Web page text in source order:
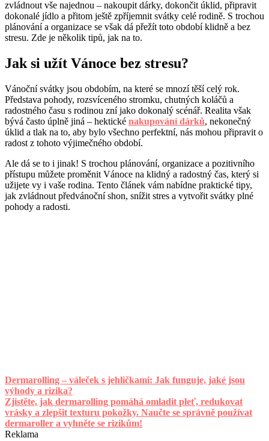
zvládnout vše najednou – nakoupit dárky, dokončit úklid, připravit
dokonalé jídlo a přitom ještě zpříjemnit svátky celé rodině. S trochou
plánování a organizace se však dá přežít toto období klidně a bez
stresu. Zde je několik tipů, jak na to.
Jak si užít Vánoce bez stresu?
Vánoční svátky jsou obdobím, na které se mnozí těší celý rok.
Představa pohody, rozsvíceného stromku, chutných koláčů a
radostného času s rodinou zní jako dokonalý scénář. Realita však
bývá často úplně jiná – hektické nakupování dárků, nekonečný
úklid a tlak na to, aby bylo všechno perfektní, nás mohou připravit o
radost z tohoto výjimečného období.
Ale dá se to i jinak! S trochou plánování, organizace a pozitivního
přístupu můžete proměnit Vánoce na klidný a radostný čas, který si
užijete vy i vaše rodina. Tento článek vám nabídne praktické tipy,
jak zvládnout předvánoční shon, snížit stres a vytvořit svátky plné
pohody a radosti.
Dermarolling – váleček s jehličkami: Jak funguje, jaké jsou
výhody a rizika?
Zjistěte, jak dermarolling pomáhá omladit pleť, redukovat
vrásky a zlepšit texturu pokožky. Naučte se správně používat
dermaroller a vyhněte se rizikům!
Reklama